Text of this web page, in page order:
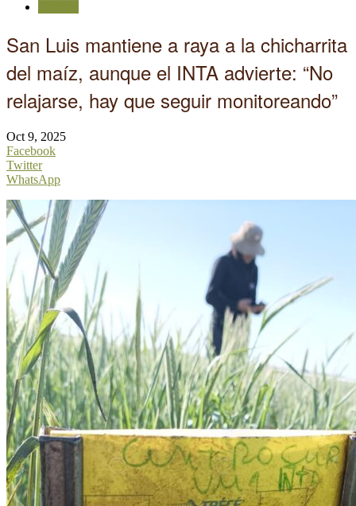
San Luis mantiene a raya a la chicharrita
del maíz, aunque el INTA advierte: “No
relajarse, hay que seguir monitoreando”
Oct 9, 2025
Facebook
Twitter
WhatsApp